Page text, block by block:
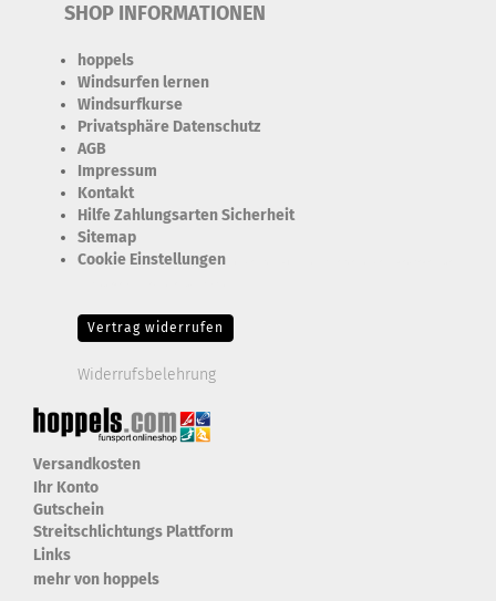
SHOP INFORMATIONEN
hoppels
Windsurfen lernen
Windsurfkurse
Privatsphäre Datenschutz
AGB
Impressum
Kontakt
Hilfe Zahlungsarten Sicherheit
Sitemap
Cookie Einstellungen
Vertrag widerrufen
Widerrufsbelehrung
Versandkosten
Ihr Konto
Gutschein
Streitschlichtungs Plattform
Links
mehr von hoppels